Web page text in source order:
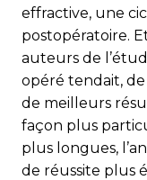
effractive, une
postopératoire.
auteurs de
opéré tendait, de
de meilleurs
façon plus
plus longues,
de réussite plus